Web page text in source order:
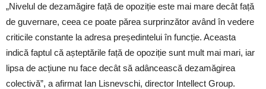
„Nivelul de dezamăgire față de opoziție este mai mare decât față
de guvernare, ceea ce poate părea surprinzător având în vedere
criticile constante la adresa președintelui în funcție. Aceasta
indică faptul că așteptările față de opoziție sunt mult mai mari, iar
lipsa de acțiune nu face decât să adâncească dezamăgirea
colectivă”, a afirmat Ian Lisnevschi, director Intellect Group.